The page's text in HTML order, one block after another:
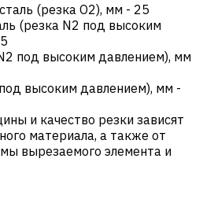
(резка О2), мм - 25
(резка N2 под высоким
под высоким давлением), мм
высоким давлением), мм -
и качество резки зависят
материала, а также от
вырезаемого элемента и